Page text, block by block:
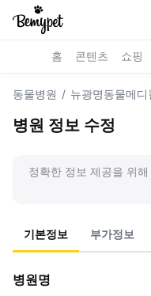
홈 콘텐츠 쇼핑
동물병원 / 뉴광명동물메디
병원 정보 수정
정확한 정보 제공을 위
기본정보 부가정보
병원명